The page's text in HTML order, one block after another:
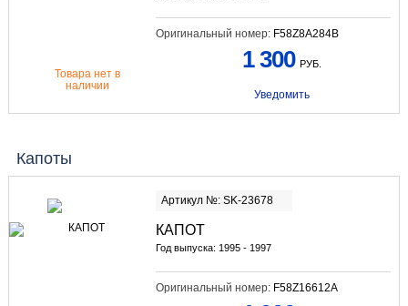
Оригинальный номер: F58Z8A284B
Товара нет в
наличии
1 300 РУБ.
Уведомить
Капоты
Артикул №: SK-23678
КАПОТ
Год выпуска: 1995 - 1997
Оригинальный номер: F58Z16612A